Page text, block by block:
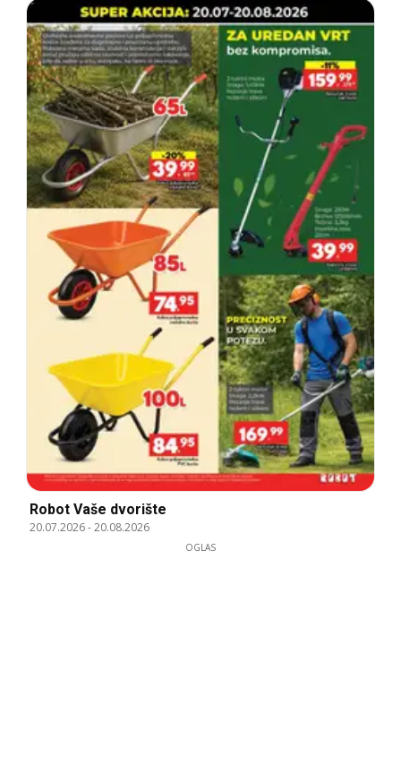
Robot Vaše dvorište
20.07.2026-20.08.2026
OGLAS